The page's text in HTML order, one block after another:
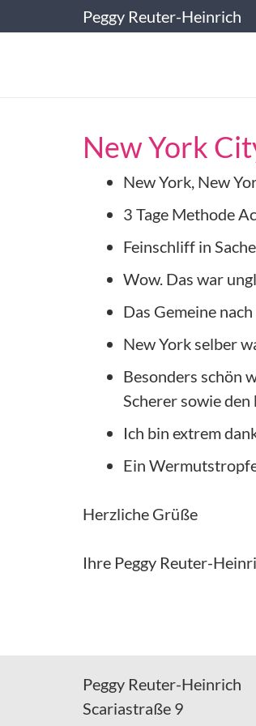
Peggy Reuter-Heinrich
New York
New York, New
3 Tage Methode
Feinschliff in
Wow. Das war
Das Gemeine
New York selber
Besonders schön
Scherer sowie den
Ich bin extrem
Ein
Herzliche Grüße
Ihre Peggy Reuter-
Peggy Reuter-Heinrich
Scariastraße 9